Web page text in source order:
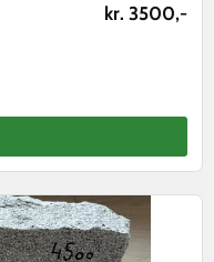
kr. 3500,-